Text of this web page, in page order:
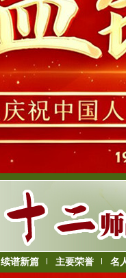
续谱新篇 主要荣誉 名